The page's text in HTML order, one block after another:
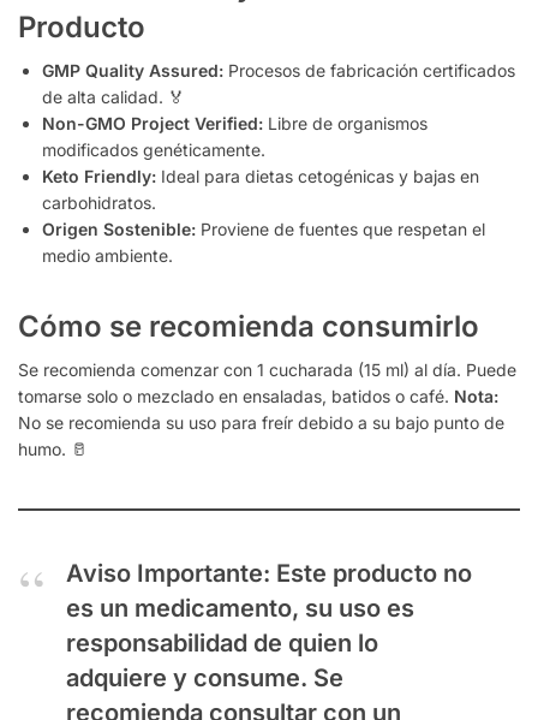
Producto
GMP Quality Assured: Procesos de fabricación certificados
de alta calidad. 🏅
Non-GMO Project Verified: Libre de organismos
modificados genéticamente.
Keto Friendly: Ideal para dietas cetogénicas y bajas en
carbohidratos.
Origen Sostenible: Proviene de fuentes que respetan el
medio ambiente.
Cómo se recomienda consumirlo
Se recomienda comenzar con 1 cucharada (15 ml) al día. Puede
tomarse solo o mezclado en ensaladas, batidos o café. Nota:
No se recomienda su uso para freír debido a su bajo punto de
humo. 🥛
Aviso Importante: Este producto no
es un medicamento, su uso es
responsabilidad de quien lo
adquiere y consume. Se
recomienda consultar con un